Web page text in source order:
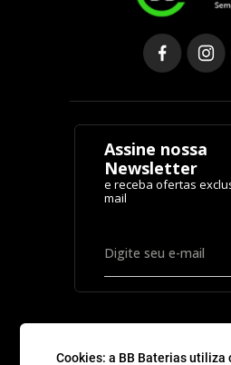
Cookies: a BB Baterias utiliza
Assine nossa
Newsletter